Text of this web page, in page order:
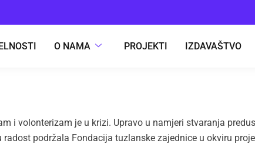
O NAMA PROJEKTI IZDAVAŠTVO
i volonterizam je u krizi. Upravo u namjeri stvaranja
podržala Fondacija tuzlanske zajednice u okviru